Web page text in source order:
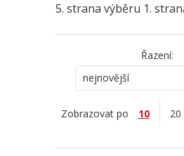
5. strana výběru 1.
Řazení:
nejnovější
Zobrazovat po 10 20